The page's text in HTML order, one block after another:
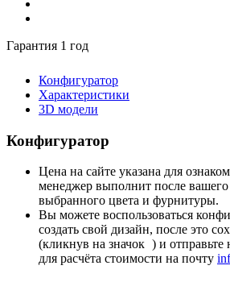
Гарантия 1 год
Конфигуратор
Характеристики
3D модели
Конфигуратор
Цена на сайте указана для
менеджер выполнит после вашего
выбранного цвета и фурнитуры.
Вы можете воспользоваться
создать свой дизайн, после это
(кликнув на значок ) и
для расчёта стоимости на почту